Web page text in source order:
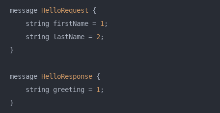
message HelloRequest {
    string firstName =
1 ;
    string lastName =
2 ;
}
message HelloResponse {
    string greeting =
1 ;
}